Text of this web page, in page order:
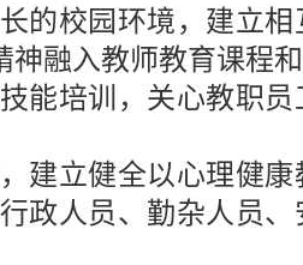
的校园环境，建立
融入教师教育课程
能培训，关心教职
建立健全以心理健
政人员、勤杂人员